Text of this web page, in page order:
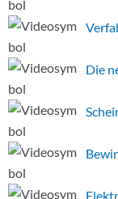
Die